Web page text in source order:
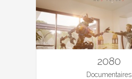
2080
Documentaires